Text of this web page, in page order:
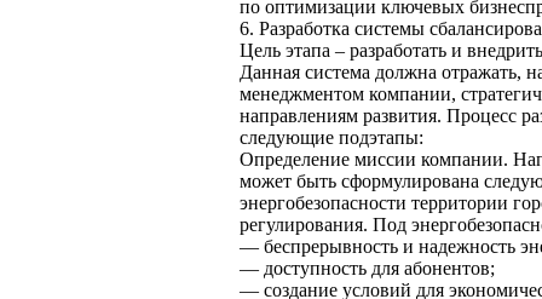
по оптимизации ключевых
6. Разработка системы
Цель этапа – разработать и
Данная система должна отражать,
менеджментом компании,
направлениям развития. Процесс
следующие подэтапы:
Определение миссии компании.
может быть сформулирована
энергобезопасности территории
регулирования. Под
— беспрерывность и надежность
— доступность для абонентов;
— создание условий для